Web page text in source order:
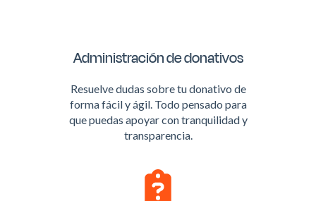
Administración de donativos
Resuelve dudas sobre tu donativo de
forma fácil y ágil. Todo pensado para
que puedas apoyar con tranquilidad y
transparencia.